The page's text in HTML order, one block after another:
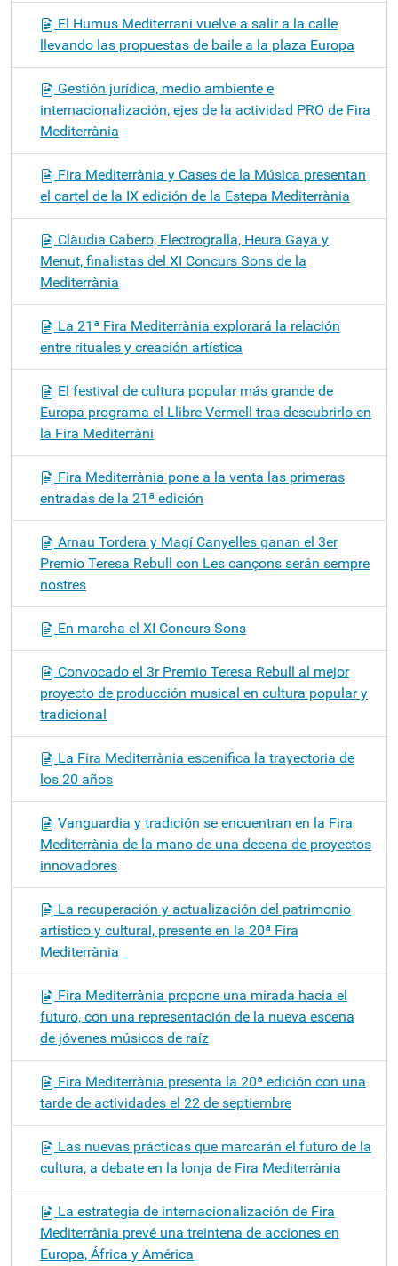
El Humus Mediterrani vuelve a salir a la calle
llevando las propuestas de baile a la plaza Europa
Gestión jurídica, medio ambiente e
internacionalización, ejes de la actividad PRO de Fira
Mediterrània
Fira Mediterrània y Cases de la Música presentan
el cartel de la IX edición de la Estepa Mediterrània
Clàudia Cabero, Electrogralla, Heura Gaya y
Menut, finalistas del XI Concurs Sons de la
Mediterrània
La 21ª Fira Mediterrània explorará la relación
entre rituales y creación artística
El festival de cultura popular más grande de
Europa programa el Llibre Vermell tras descubrirlo en
la Fira Mediterràni
Fira Mediterrània pone a la venta las primeras
entradas de la 21ª edición
Arnau Tordera y Magí Canyelles ganan el 3er
Premio Teresa Rebull con Les cançons serán sempre
nostres
En marcha el XI Concurs Sons
Convocado el 3r Premio Teresa Rebull al mejor
proyecto de producción musical en cultura popular y
tradicional
La Fira Mediterrània escenifica la trayectoria de
los 20 años
Vanguardia y tradición se encuentran en la Fira
Mediterrània de la mano de una decena de proyectos
innovadores
La recuperación y actualización del patrimonio
artístico y cultural, presente en la 20ª Fira
Mediterrània
Fira Mediterrània propone una mirada hacia el
futuro, con una representación de la nueva escena
de jóvenes músicos de raíz
Fira Mediterrània presenta la 20ª edición con una
tarde de actividades el 22 de septiembre
Las nuevas prácticas que marcarán el futuro de la
cultura, a debate en la lonja de Fira Mediterrània
La estrategia de internacionalización de Fira
Mediterrània prevé una treintena de acciones en
Europa, África y América